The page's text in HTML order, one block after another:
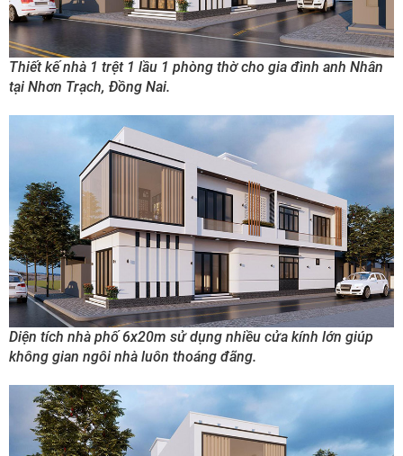
Thiết kế nhà 1 trệt 1 lầu 1 phòng thờ cho gia đình anh Nhân
tại Nhơn Trạch, Đồng Nai.
Diện tích nhà phố 6x20m sử dụng nhiều cửa kính lớn giúp
không gian ngôi nhà luôn thoáng đãng.